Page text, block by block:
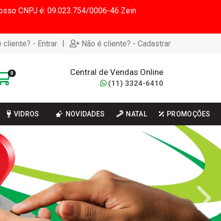
CNPJ é: 09.023.754/0006-46 Zein
cliente? - Entrar | Não é cliente? - Cadastrar
0 Central de Vendas Online
(11) 3324-6410
VIDROS NOVIDADES NATAL PROMOÇÕES